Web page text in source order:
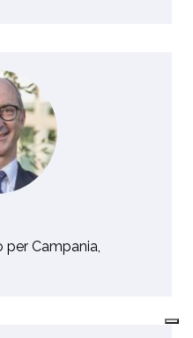
Campania,